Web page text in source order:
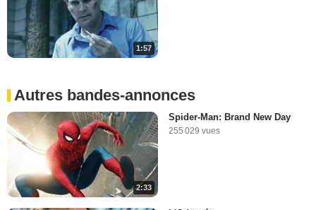
1:57
Autres bandes-annonces
2:33
Spider-Man: Brand New Day
255 029 vues